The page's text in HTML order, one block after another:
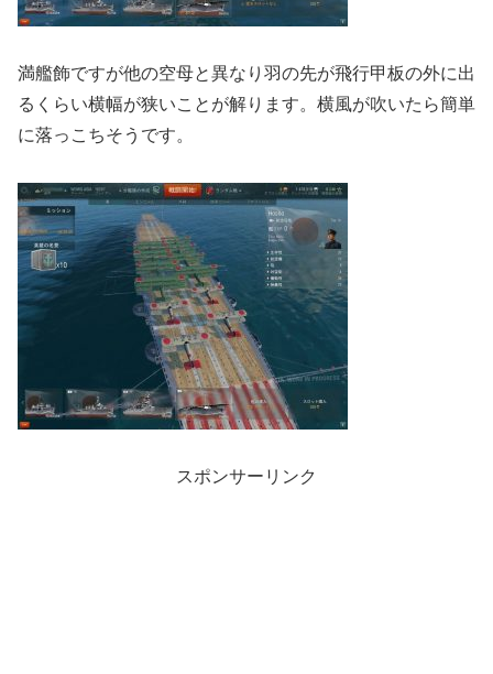
満艦飾ですが他の空母と異なり羽の先が飛行甲板の外に出
るくらい横幅が狭いことが解ります。横風が吹いたら簡単
に落っこちそうです。
スポンサーリンク